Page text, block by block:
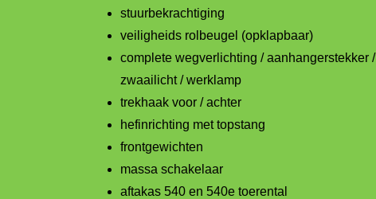
stuurbekrachtiging
veiligheids rolbeugel (opklapbaar)
complete wegverlichting / aanhangerstekker /
zwaailicht / werklamp
trekhaak voor / achter
hefinrichting met topstang
frontgewichten
massa schakelaar
aftakas 540 en 540e toerental